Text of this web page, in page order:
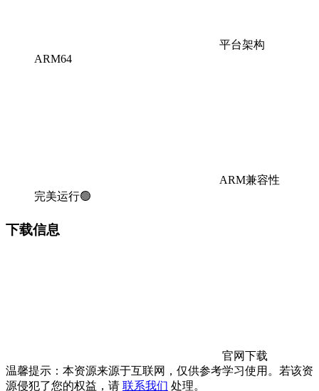
平台架构
ARM64
ARM兼容性
完美运行🟢
下载信息
官网下载
温馨提示：本资源来源于互联网，仅供参考学习使用。若该资
源侵犯了您的权益，请 联系我们 处理。